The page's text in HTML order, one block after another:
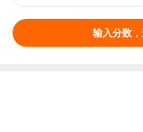
输入分数